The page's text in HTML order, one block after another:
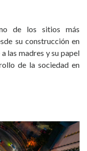
de los sitios más
su construcción en
las madres y su papel
de la sociedad en